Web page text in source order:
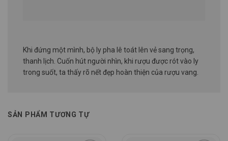
Khi đứng một mình, bộ ly pha lê toát lên vẻ sang trọng,
thanh lịch. Cuốn hút người nhìn, khi rượu được rót vào ly
trong suốt, ta thấy rõ nết đẹp hoàn thiện của rượu vang.
SẢN PHẨM TƯƠNG TỰ